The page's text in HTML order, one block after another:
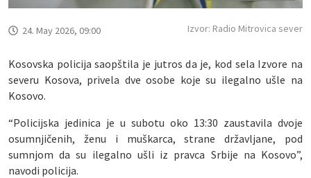
24. May 2026, 09:00 Izvor: Radio Mitrovica sever
Kosovska policija saopštila je jutros da je, kod sela Izvore na
severu Kosova, privela dve osobe koje su ilegalno ušle na
Kosovo.
“Policijska jedinica je u subotu oko 13:30 zaustavila dvoje
osumnjičenih, ženu i muškarca, strane državljane, pod
sumnjom da su ilegalno ušli iz pravca Srbije na Kosovo”,
navodi policija.